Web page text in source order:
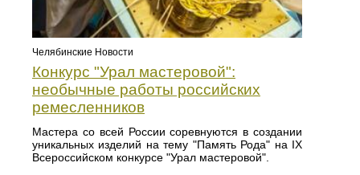
Челябинские Новости
Конкурс "Урал мастеровой":
необычные работы российских
ремесленников
Мастера со всей России соревнуются в создании
уникальных изделий на тему "Память Рода" на IX
Всероссийском конкурсе "Урал мастеровой".